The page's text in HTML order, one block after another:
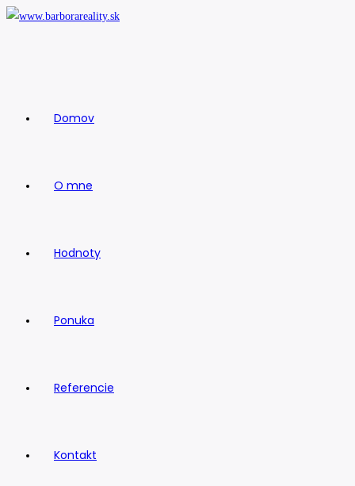
Skip
Domov
O mne
Hodnoty
Ponuka
Referencie
Kontakt